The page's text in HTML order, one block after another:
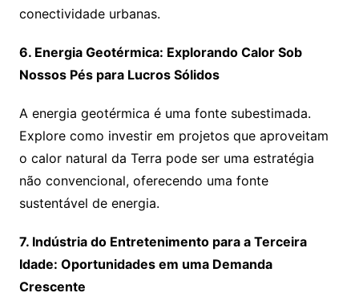
conectividade urbanas.
6. Energia Geotérmica: Explorando Calor Sob
Nossos Pés para Lucros Sólidos
A energia geotérmica é uma fonte subestimada.
Explore como investir em projetos que aproveitam
o calor natural da Terra pode ser uma estratégia
não convencional, oferecendo uma fonte
sustentável de energia.
7. Indústria do Entretenimento para a Terceira
Idade: Oportunidades em uma Demanda
Crescente